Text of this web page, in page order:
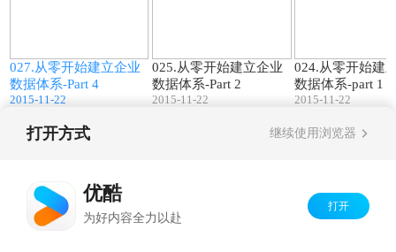
027.从零开始建立企业
数据体系-Part 4
2015-11-22
025.从零开始建立企业
数据体系-Part 2
2015-11-22
024.从零开始建
数据体系-part 1
2015-11-22
打开方式 继续使用浏览器
优酷
为好内容全力以赴
打开